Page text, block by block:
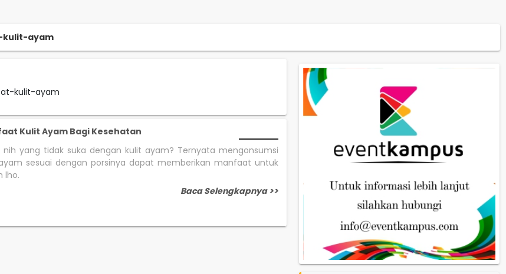
ayam
kulit-ayam
Kulit Ayam Bagi Kesehatan
nih yang tidak suka dengan kulit ayam? Ternyata mengonsumsi
sesuai dengan porsinya dapat memberikan manfaat untuk
lho.
Baca Selengkapnya >>